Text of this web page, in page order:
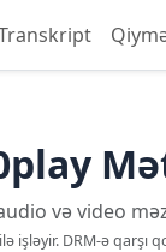
və video
işləyir. DRM-ə qarşı